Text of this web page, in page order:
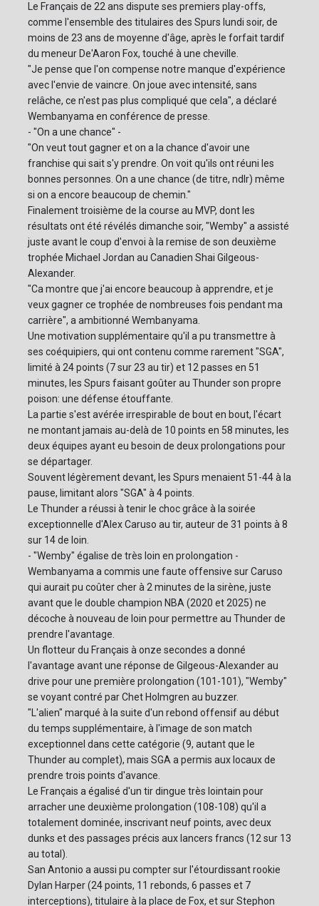
Le Français de 22 ans dispute ses premiers play-offs,
comme l'ensemble des titulaires des Spurs lundi soir, de
moins de 23 ans de moyenne d'âge, après le forfait tardif
du meneur De'Aaron Fox, touché à une cheville.
"Je pense que l'on compense notre manque d'expérience
avec l'envie de vaincre. On joue avec intensité, sans
relâche, ce n'est pas plus compliqué que cela", a déclaré
Wembanyama en conférence de presse.
- "On a une chance" -
"On veut tout gagner et on a la chance d'avoir une
franchise qui sait s'y prendre. On voit qu'ils ont réuni les
bonnes personnes. On a une chance (de titre, ndlr) même
si on a encore beaucoup de chemin."
Finalement troisième de la course au MVP, dont les
résultats ont été révélés dimanche soir, "Wemby" a assisté
juste avant le coup d'envoi à la remise de son deuxième
trophée Michael Jordan au Canadien Shai Gilgeous-
Alexander.
"Ca montre que j'ai encore beaucoup à apprendre, et je
veux gagner ce trophée de nombreuses fois pendant ma
carrière", a ambitionné Wembanyama.
Une motivation supplémentaire qu'il a pu transmettre à
ses coéquipiers, qui ont contenu comme rarement "SGA",
limité à 24 points (7 sur 23 au tir) et 12 passes en 51
minutes, les Spurs faisant goûter au Thunder son propre
poison: une défense étouffante.
La partie s'est avérée irrespirable de bout en bout, l'écart
ne montant jamais au-delà de 10 points en 58 minutes, les
deux équipes ayant eu besoin de deux prolongations pour
se départager.
Souvent légèrement devant, les Spurs menaient 51-44 à la
pause, limitant alors "SGA" à 4 points.
Le Thunder a réussi à tenir le choc grâce à la soirée
exceptionnelle d'Alex Caruso au tir, auteur de 31 points à 8
sur 14 de loin.
- "Wemby" égalise de très loin en prolongation -
Wembanyama a commis une faute offensive sur Caruso
qui aurait pu coûter cher à 2 minutes de la sirène, juste
avant que le double champion NBA (2020 et 2025) ne
décoche à nouveau de loin pour permettre au Thunder de
prendre l'avantage.
Un flotteur du Français à onze secondes a donné
l'avantage avant une réponse de Gilgeous-Alexander au
drive pour une première prolongation (101-101), "Wemby"
se voyant contré par Chet Holmgren au buzzer.
"L'alien" marqué à la suite d'un rebond offensif au début
du temps supplémentaire, à l'image de son match
exceptionnel dans cette catégorie (9, autant que le
Thunder au complet), mais SGA a permis aux locaux de
prendre trois points d'avance.
Le Français a égalisé d'un tir dingue très lointain pour
arracher une deuxième prolongation (108-108) qu'il a
totalement dominée, inscrivant neuf points, avec deux
dunks et des passages précis aux lancers francs (12 sur 13
au total).
San Antonio a aussi pu compter sur l'étourdissant rookie
Dylan Harper (24 points, 11 rebonds, 6 passes et 7
interceptions), titulaire à la place de Fox, et sur Stephon